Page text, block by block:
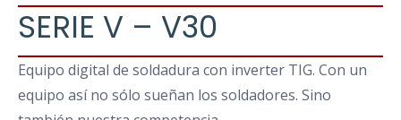
SERIE V – V30
Equipo digital de soldadura con inverter TIG. Con un
equipo así no sólo sueñan los soldadores. Sino